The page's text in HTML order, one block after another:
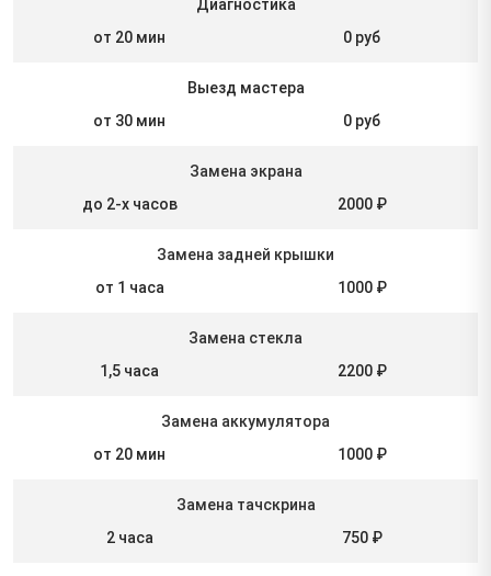
Диагностика
от 20 мин
0 руб
Выезд мастера
от 30 мин
0 руб
Замена экрана
до 2-х часов
2000 ₽
Замена задней крышки
от 1 часа
1000 ₽
Замена стекла
1,5 часа
2200 ₽
Замена аккумулятора
от 20 мин
1000 ₽
Замена тачскрина
2 часа
750 ₽